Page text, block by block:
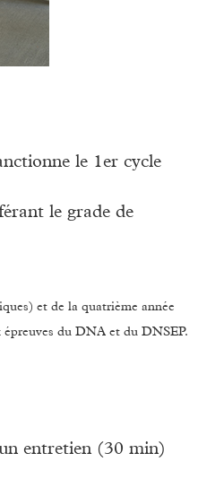
le 1er cycle
le grade de
et de la quatrième année
épreuves du DNA et du DNSEP.
entretien (30 min)